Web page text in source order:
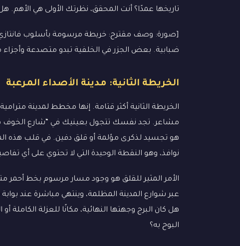
تاريخها عمدًا؟ أنت المحقق، نظرتك الأولى هي الأهم.
[صورة: وصف مقترح: خريطة مرسومة بأسلوب
ضبابية. بعض الجزر في الخلفية تبدو متصدعة
الخريطة الثانية: مدينة الأصداء المرعبة
الخريطة الثانية أكثر قتامة. إنها مخطط لمدينة
مشاعر. تجد نفسك تتجول بعينيك في “شارع الخوف
هو تجسيد لذكرى مؤلمة أو قلق دفين. في قلب هذه
نوافذ، وهو النقطة الوحيدة التي لا تحتوي على أي
الأمر المثير للقلق هو وجود مسار مرسوم بخط أحمر
عبر شوارع المدينة المظلمة، وينتهي مباشرة عند
هل كان البرج وجهتها النهائية، مكانًا للعزلة
البوح به؟